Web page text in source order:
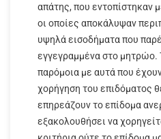
απάτης, που εντοπίστηκαν
οι οποίες αποκάλυψαν
υψηλά εισοδήματα που
εγγεγραμμένα στο μητρώο.
παρόμοια με αυτά που
χορήγηση του επιδόματος
επηρεάζουν το επίδομα
εξακολουθήσει να